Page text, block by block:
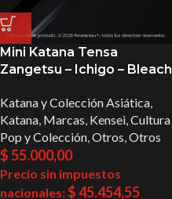
Mini Katana Tensa
Zangetsu – Ichigo – Bleach
Katana y Colección Asiática,
Katana, Marcas, Kensei,Cultura
Pop y Colección,Otros,Otros
$55.000,00
Precio sin impuestos
nacionales:$45.454,55